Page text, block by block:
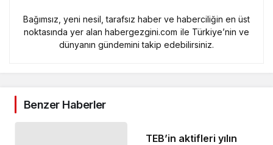
Bağımsız, yeni nesil, tarafsız haber ve haberciliğin en üst
noktasında yer alan habergezgini.com ile Türkiye’nin ve
dünyanın gündemini takip edebilirsiniz.
Benzer Haberler
TEB’in aktifleri yılın